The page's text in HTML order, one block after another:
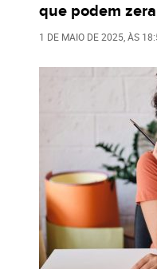
que podem
1 DE MAIO DE 2025 , ÀS